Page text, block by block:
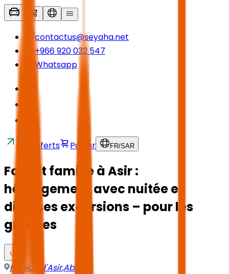
contactus@seyaha.net
+966 920 032 547
Whatsapp
Transferts Panier FR/SAR
Forfait famille à Asir :
hébergement avec nuitée et
diverses excursions – pour les
groupes
Région d'Asir,Abha